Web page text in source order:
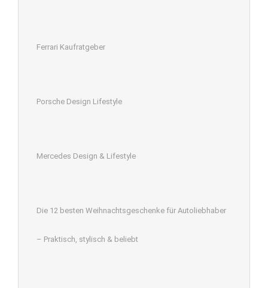
Ferrari Kaufratgeber
Porsche Design Lifestyle
Mercedes Design & Lifestyle
Die 12 besten Weihnachtsgeschenke für Autoliebhaber
– Praktisch, stylisch & beliebt